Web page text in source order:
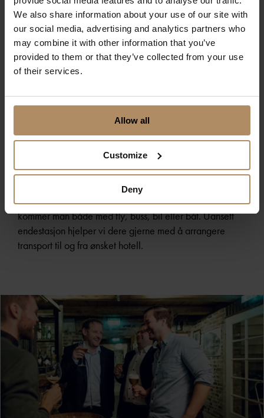
We also share information about your use of our site with
our social media, advertising and analytics partners who
may combine it with other information that you’ve
provided to them or that they’ve collected from your use
of their services.
Allow all
Customize
Deny
og skreddersydde menyer laget av gode, lokale
råvarer.
Hvor mye koster det?
Flere av våre historiske hoteller har overnattingsplasser
hele hotellet deres. Pris vil variere fra hotell til hotell, så
ta gjerne kontakt med oss for et uforpliktende tilbud.
Hvordan kommer vi oss til destinasjonen?
Noen av våre hoteller ligger sentralt plassert i store og
små byer, mens andre ligger mer utenfor allfarsvei. Hit
kommer man både med fly, buss, bil eller båt. Uansett
endestasjon hjelper vi dere gjerne med å arrangere
transport til og fra ønsket hotell.